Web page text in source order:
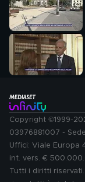
Copyright ©1999-
03976881007 -
Uffici: Viale Europa
int. vers. €
Tutti i diritti